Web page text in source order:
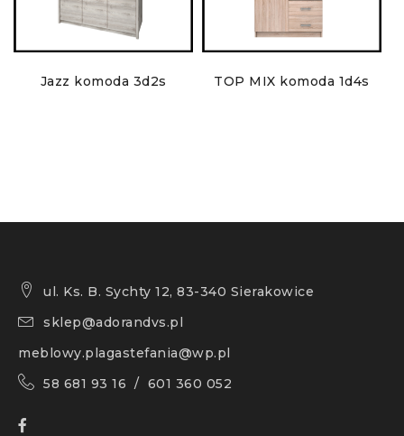
Jazz komoda 3d2s TOP MIX komoda 1d4s
ul. Ks. B. Sychty 12, 83-340 Sierakowice
sklep@adorandvs.pl
meblowy.plagastefania@wp.pl
58 681 93 16 / 601 360 052